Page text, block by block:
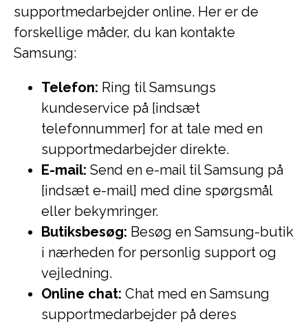
supportmedarbejder online. Her er de
forskellige måder, du kan kontakte
Samsung:
Telefon: Ring til Samsungs
kundeservice på [indsæt
telefonnummer] for at tale med en
supportmedarbejder direkte.
E-mail: Send en e-mail til Samsung på
[indsæt e-mail] med dine spørgsmål
eller bekymringer.
Butiksbesøg: Besøg en Samsung-butik
i nærheden for personlig support og
vejledning.
Online chat: Chat med en Samsung
supportmedarbejder på deres